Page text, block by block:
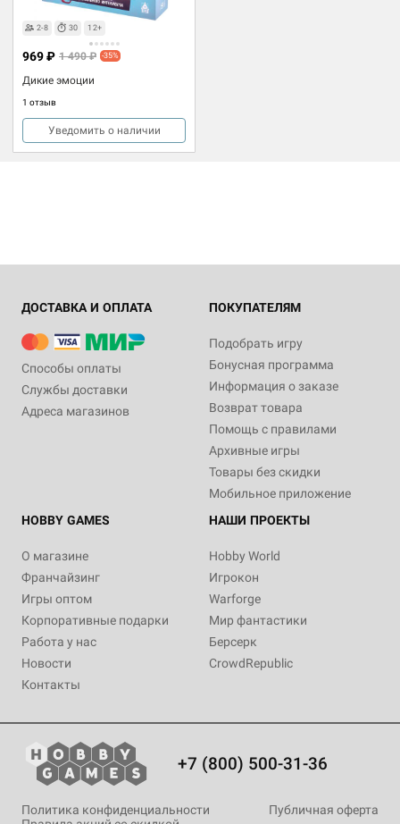
2-8 30 12+
Дикие эмоции
1 отзыв
969 ₽ 1 490 ₽ -35%
Уведомить о наличии
ДОСТАВКА И ОПЛАТА
Способы оплаты
Службы доставки
Адреса магазинов
ПОКУПАТЕЛЯМ
Подобрать игру
Бонусная программа
Информация о заказе
Возврат товара
Помощь с правилами
Архивные игры
Товары без скидки
Мобильное приложение
HOBBY GAMES
О магазине
Франчайзинг
Игры оптом
Корпоративные подарки
Работа у нас
Новости
Контакты
НАШИ ПРОЕКТЫ
Hobby World
Игрокон
Warforge
Мир фантастики
Берсерк
CrowdRepublic
+7 (800) 500-31-36
Политика конфиденциальности
Публичная оферта